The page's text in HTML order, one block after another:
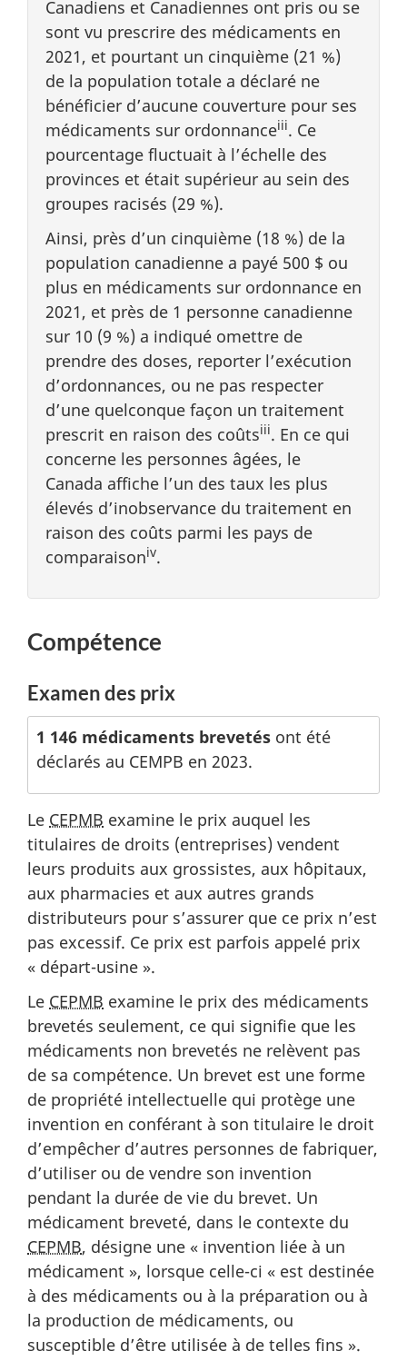
Canadiens et Canadiennes ont pris ou se
sont vu prescrire des médicaments en
2021, et pourtant un cinquième (21 %)
de la population totale a déclaré ne
bénéficier d’aucune couverture pour ses
médicaments sur ordonnanceiii. Ce
pourcentage fluctuait à l’échelle des
provinces et était supérieur au sein des
groupes racisés (29 %).
Ainsi, près d’un cinquième (18 %) de la
population canadienne a payé 500 $ ou
plus en médicaments sur ordonnance en
2021, et près de 1 personne canadienne
sur 10 (9 %) a indiqué omettre de
prendre des doses, reporter l’exécution
d’ordonnances, ou ne pas respecter
d’une quelconque façon un traitement
prescrit en raison des coûtsiii. En ce qui
concerne les personnes âgées, le
Canada affiche l’un des taux les plus
élevés d’inobservance du traitement en
raison des coûts parmi les pays de
comparaisoniv.
Compétence
Examen des prix
1 146 médicaments brevetés ont été
déclarés au CEMPB en 2023.
Le CEPMB examine le prix auquel les
titulaires de droits (entreprises) vendent
leurs produits aux grossistes, aux hôpitaux,
aux pharmacies et aux autres grands
distributeurs pour s’assurer que ce prix n’est
pas excessif. Ce prix est parfois appelé prix
« départ-usine ».
Le CEPMB examine le prix des médicaments
brevetés seulement, ce qui signifie que les
médicaments non brevetés ne relèvent pas
de sa compétence. Un brevet est une forme
de propriété intellectuelle qui protège une
invention en conférant à son titulaire le droit
d’empêcher d’autres personnes de fabriquer,
d’utiliser ou de vendre son invention
pendant la durée de vie du brevet. Un
médicament breveté, dans le contexte du
CEPMB, désigne une « invention liée à un
médicament », lorsque celle-ci « est destinée
à des médicaments ou à la préparation ou à
la production de médicaments, ou
susceptible d’être utilisée à de telles fins ».